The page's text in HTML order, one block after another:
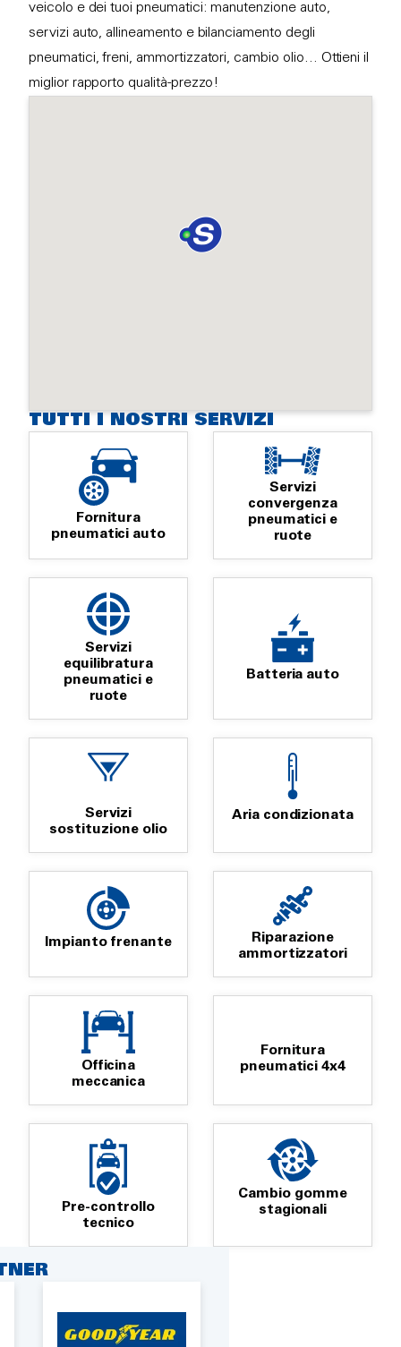
veicolo e dei tuoi pneumatici: manutenzione auto,
servizi auto, allineamento e bilanciamento degli
pneumatici, freni, ammortizzatori, cambio olio… Ottieni il
miglior rapporto qualità-prezzo!
TUTTI I NOSTRI SERVIZI
Fornitura
pneumatici auto
Servizi
convergenza
pneumatici e
ruote
Servizi
equilibratura
pneumatici e
ruote
Batteria auto
Servizi
sostituzione olio
Aria condizionata
Impianto frenante
Riparazione
ammortizzatori
Officina
meccanica
Fornitura
pneumatici 4x4
Pre-controllo
tecnico
Cambio gomme
stagionali